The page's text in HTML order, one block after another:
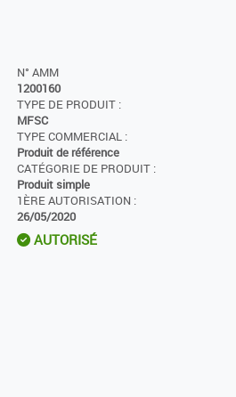
N° AMM
1200160
TYPE DE PRODUIT :
MFSC
TYPE COMMERCIAL :
Produit de référence
CATÉGORIE DE PRODUIT :
Produit simple
1ÈRE AUTORISATION :
26/05/2020
AUTORISÉ